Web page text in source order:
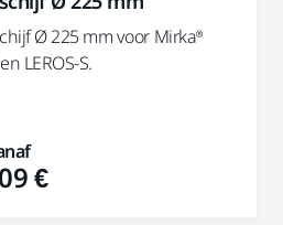
Ø 225 mm voor Mirka®
LEROS-S.
€